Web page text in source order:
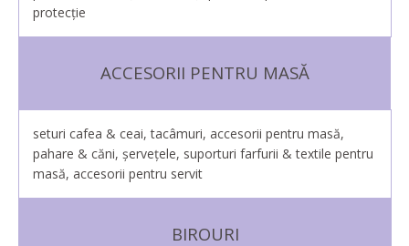
protecţie
ACCESORII PENTRU MASĂ
seturi cafea & ceai, tacâmuri, accesorii pentru masă,
pahare & căni, șerveţele, suporturi farfurii & textile pentru
masă, accesorii pentru servit
BIROURI